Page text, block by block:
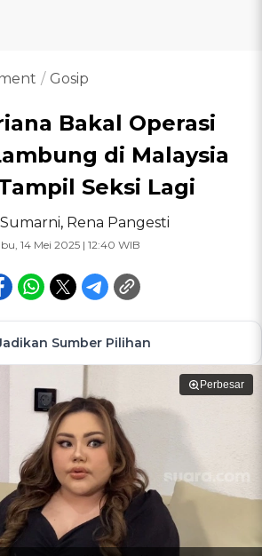
Gosip
Bakal Operasi
di Malaysia
Seksi Lagi
Sumarni, Rena Pangesti
14 Mei 2025 | 12:40 WIB
Sumber Pilihan
Perbesar